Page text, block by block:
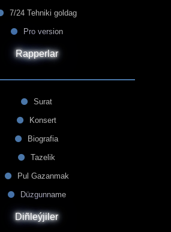
7/24 Tehniki goldag
Pro version
Rapperlar
Surat
Konsert
Biografia
Tazelik
Pul Gazanmak
Düzgunname
Diñleýjiler